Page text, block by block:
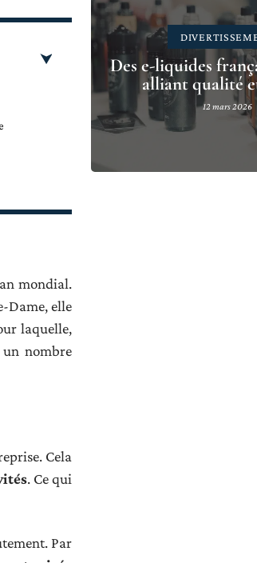
mondial.
Dame, elle
laquelle,
un nombre
Cela
. Ce qui
Par
Des e-liquides
alliant qualité
12 mars 2026